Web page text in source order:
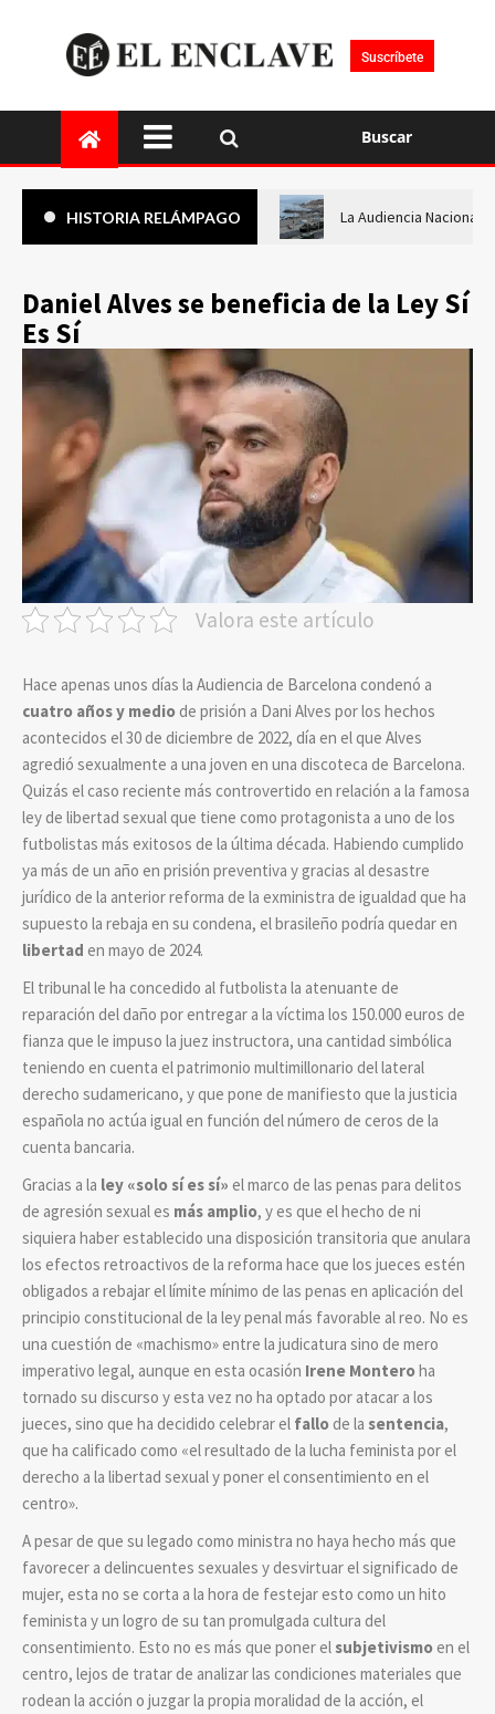
Suscríbete
Buscar
HISTORIA RELÁMPAGO La Audiencia Nacional
Daniel Alves se beneficia de la Ley Sí
Es Sí
Valora este artículo
Hace apenas unos días la Audiencia de Barcelona condenó a
cuatro años y mediode prisión a Dani Alves por los hechos
acontecidos el 30 de diciembre de 2022, día en el que Alves
agredió sexualmente a una joven en una discoteca de Barcelona.
Quizás el caso reciente más controvertido en relación a la famosa
ley de libertad sexual que tiene como protagonista a uno de los
futbolistas más exitosos de la última década. Habiendo cumplido
ya más de un año en prisión preventiva y gracias al desastre
jurídico de la anterior reforma de la exministra de igualdad que ha
supuesto la rebaja en su condena, el brasileño podría quedar en
libertad en mayo de 2024.
El tribunal le ha concedido al futbolista la atenuante de
reparación del daño por entregar a la víctima los 150.000 euros de
fianza que le impuso la juez instructora, una cantidad simbólica
teniendo en cuenta el patrimonio multimillonario del lateral
derecho sudamericano, y que pone de manifiesto que la justicia
española no actúa igual en función del número de ceros de la
cuenta bancaria.
Gracias a la ley «solo sí es sí» el marco de las penas para delitos
de agresión sexual es más amplio, y es que el hecho de ni
siquiera haber establecido una disposición transitoria que anulara
los efectos retroactivos de la reforma hace que los jueces estén
obligados a rebajar el límite mínimo de las penas en aplicación del
principio constitucional de la ley penal más favorable al reo. No es
una cuestión de «machismo» entre la judicatura sino de mero
imperativo legal, aunque en esta ocasión Irene Monteroha
tornado su discurso y esta vez no ha optado por atacar a los
jueces, sino que ha decidido celebrar el fallode la sentencia,
que ha calificado como «el resultado de la lucha feminista por el
derecho a la libertad sexual y poner el consentimiento en el
centro».
A pesar de que su legado como ministra no haya hecho más que
favorecer a delincuentes sexuales y desvirtuar el significado de
mujer, esta no se corta a la hora de festejar esto como un hito
feminista y un logro de su tan promulgada cultura del
consentimiento. Esto no es más que poner el subjetivismoen el
centro, lejos de tratar de analizar las condiciones materiales que
rodean la acción o juzgar la propia moralidad de la acción, el